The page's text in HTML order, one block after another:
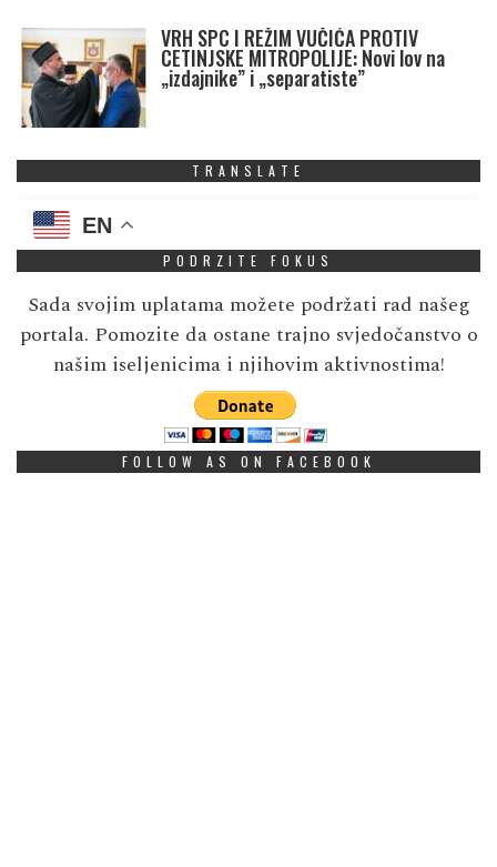
VRH SPC I REŽIM VUČIĆA PROTIV
CETINJSKE MITROPOLIJE: Novi lov na
„izdajnike” i „separatiste”
TRANSLATE
EN
PODRZITE FOKUS
Sada svojim uplatama možete podržati rad našeg
portala. Pomozite da ostane trajno svjedočanstvo o
našim iseljenicima i njihovim aktivnostima!
FOLLOW AS ON FACEBOOK